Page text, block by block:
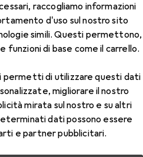
raccogliamo informazioni
d'uso sul nostro sito
simili. Questi permettono,
funzioni di base come il carrello.
di utilizzare questi dati
migliorare il nostro
mirata sul nostro e su altri
dati possono essere
e partner pubblicitari.
Pantaloni